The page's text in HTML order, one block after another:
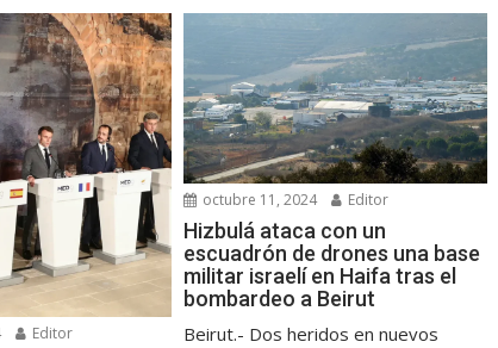
Editor
octubre 11, 2024 Editor
Hizbulá ataca con un
escuadrón de drones una base
militar israelí en Haifa tras el
bombardeo a Beirut
Beirut.- Dos heridos en nuevos